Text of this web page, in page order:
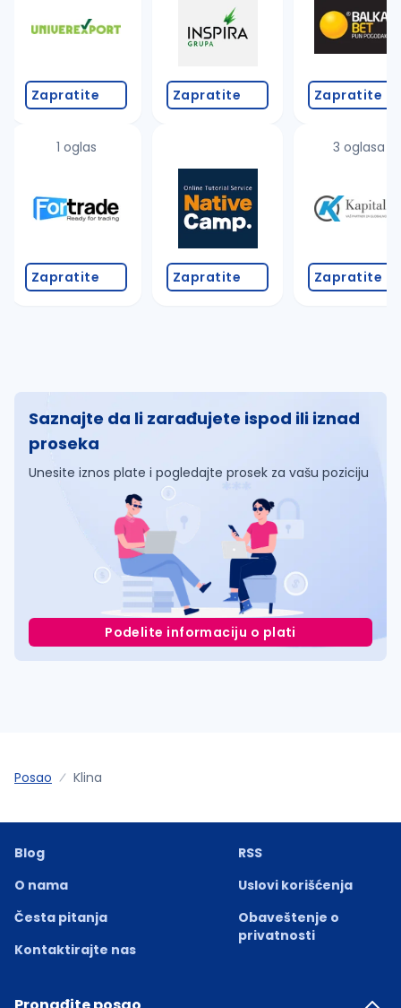
Zapratite
1 oglas
Zapratite
Zapratite
Zapratite
Zapratite
3 oglasa
Zapratite
Saznajte da li zarađujete ispod ili iznad
proseka
Unesite iznos plate i pogledajte prosek za vašu poziciju
Podelite informaciju o plati
Posao Klina
Blog
O nama
Česta pitanja
Kontaktirajte nas
RSS
Uslovi korišćenja
Obaveštenje o
privatnosti